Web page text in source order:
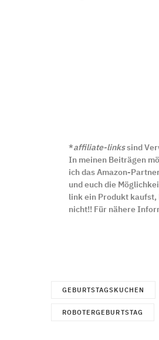
*affiliate-linkssind
In meinen Beiträgen
ich das Amazon-
und euch die
link ein Produkt
nicht!! Für nähere
GEBURTSTAGSKUCHEN
ROBOTERGEBURTSTAG